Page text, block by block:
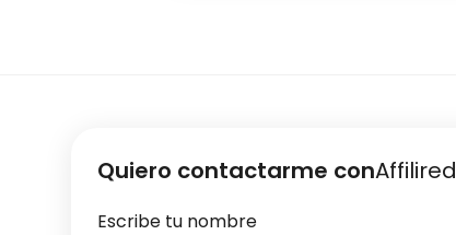
Quiero contactarme conAffilired
Escribe tu nombre